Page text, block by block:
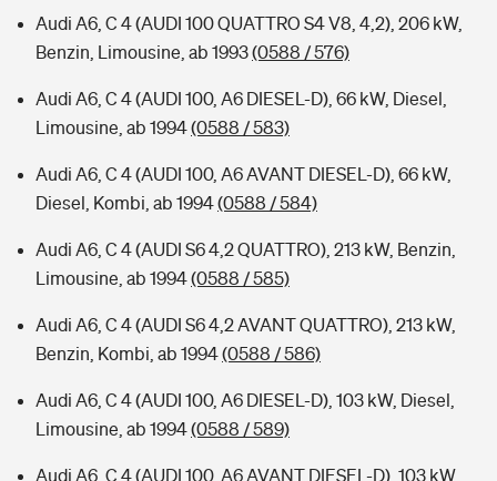
Audi A6, C 4 (AUDI 100 QUATTRO S4 V8, 4,2), 206 kW,
Benzin, Limousine, ab 1993(0588 / 576)
Audi A6, C 4 (AUDI 100, A6 DIESEL-D), 66 kW, Diesel,
Limousine, ab 1994(0588 / 583)
Audi A6, C 4 (AUDI 100, A6 AVANT DIESEL-D), 66 kW,
Diesel, Kombi, ab 1994(0588 / 584)
Audi A6, C 4 (AUDI S6 4,2 QUATTRO), 213 kW, Benzin,
Limousine, ab 1994(0588 / 585)
Audi A6, C 4 (AUDI S6 4,2 AVANT QUATTRO), 213 kW,
Benzin, Kombi, ab 1994(0588 / 586)
Audi A6, C 4 (AUDI 100, A6 DIESEL-D), 103 kW, Diesel,
Limousine, ab 1994(0588 / 589)
Audi A6, C 4 (AUDI 100, A6 AVANT DIESEL-D), 103 kW,